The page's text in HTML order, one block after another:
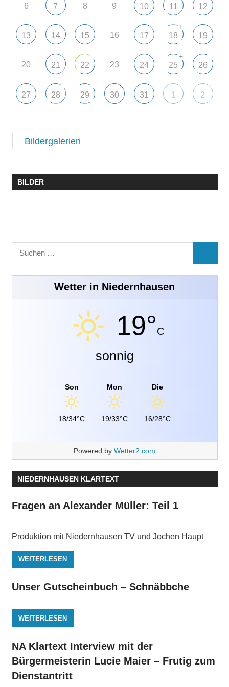
6 7 8 9 10 11 12
13 14 15 16 17 18
+
19
20 21 22 23 24 25
+
26
27 28 29 30 31 1 2
Bildergalerien
BILDER
Suchen
nach:
Wetter in Niedernhausen
19°C
sonnig
Son
18/34°C
Mon
19/33°C
Die
16/28°C
Powered by Wetter2.com
NIEDERNHAUSEN KLARTEXT
Fragen an Alexander Müller: Teil 1
Produktion mit Niedernhausen TV und Jochen Haupt
WEITERLESEN
Unser Gutscheinbuch – Schnäbbche
WEITERLESEN
NA Klartext Interview mit der
Bürgermeisterin Lucie Maier – Frutig zum
Dienstantritt